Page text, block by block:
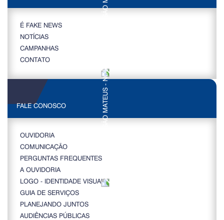
É FAKE NEWS
NOTÍCIAS
CAMPANHAS
CONTATO
FALE CONOSCO
OUVIDORIA
COMUNICAÇÃO
PERGUNTAS FREQUENTES
A OUVIDORIA
LOGO - IDENTIDADE VISUAL
GUIA DE SERVIÇOS
PLANEJANDO JUNTOS
AUDIÊNCIAS PÚBLICAS